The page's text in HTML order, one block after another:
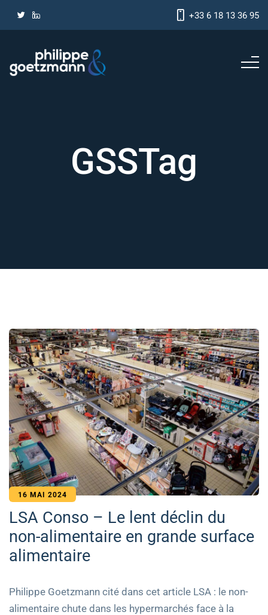
+33 6 18 13 36 95
GSSTag
16 MAI 2024
LSA Conso – Le lent déclin du
non-alimentaire en grande surface
alimentaire
Philippe Goetzmann cité dans cet article LSA : le non-
alimentaire chute dans les hypermarchés face à la